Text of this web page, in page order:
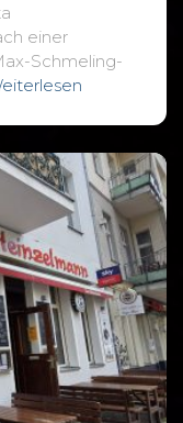
einer
Schmeling-